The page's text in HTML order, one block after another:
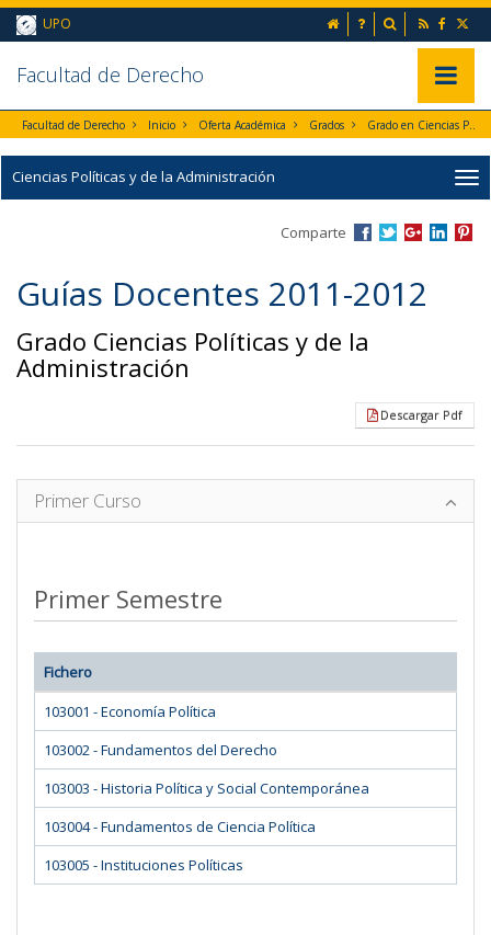
Ir al contenido principal de la página (alt + s)
Ir a la cabecera de la página (alt + c)
Ir al pie de la página (alt + p)
Ir al menú principal (alt + u)
UPO inicio Preguntas
Buscador
Facultad de Derecho
Facultad de Derecho Inicio Oferta Académica Grados Grado en Ciencias Políticas y de la Administración
Ciencias Políticas y de la Administración
Comparte
Guías Docentes 2011-2012
Grado Ciencias Políticas y de la
Administración
Descargar Pdf
Primer Curso
Primer Semestre
Fichero
103001 - Economía Política
103002 - Fundamentos del Derecho
103003 - Historia Política y Social Contemporánea
103004 - Fundamentos de Ciencia Política
103005 - Instituciones Políticas